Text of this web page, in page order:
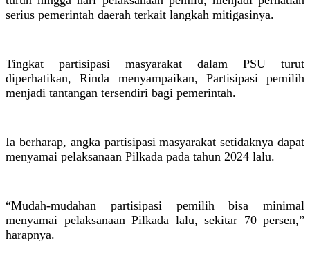
serius pemerintah daerah terkait langkah mitigasinya.
Tingkat partisipasi masyarakat dalam PSU turut
diperhatikan, Rinda menyampaikan, Partisipasi pemilih
menjadi tantangan tersendiri bagi pemerintah.
Ia berharap, angka partisipasi masyarakat setidaknya dapat
menyamai pelaksanaan Pilkada pada tahun 2024 lalu.
“Mudah-mudahan partisipasi pemilih bisa minimal
menyamai pelaksanaan Pilkada lalu, sekitar 70 persen,”
harapnya.